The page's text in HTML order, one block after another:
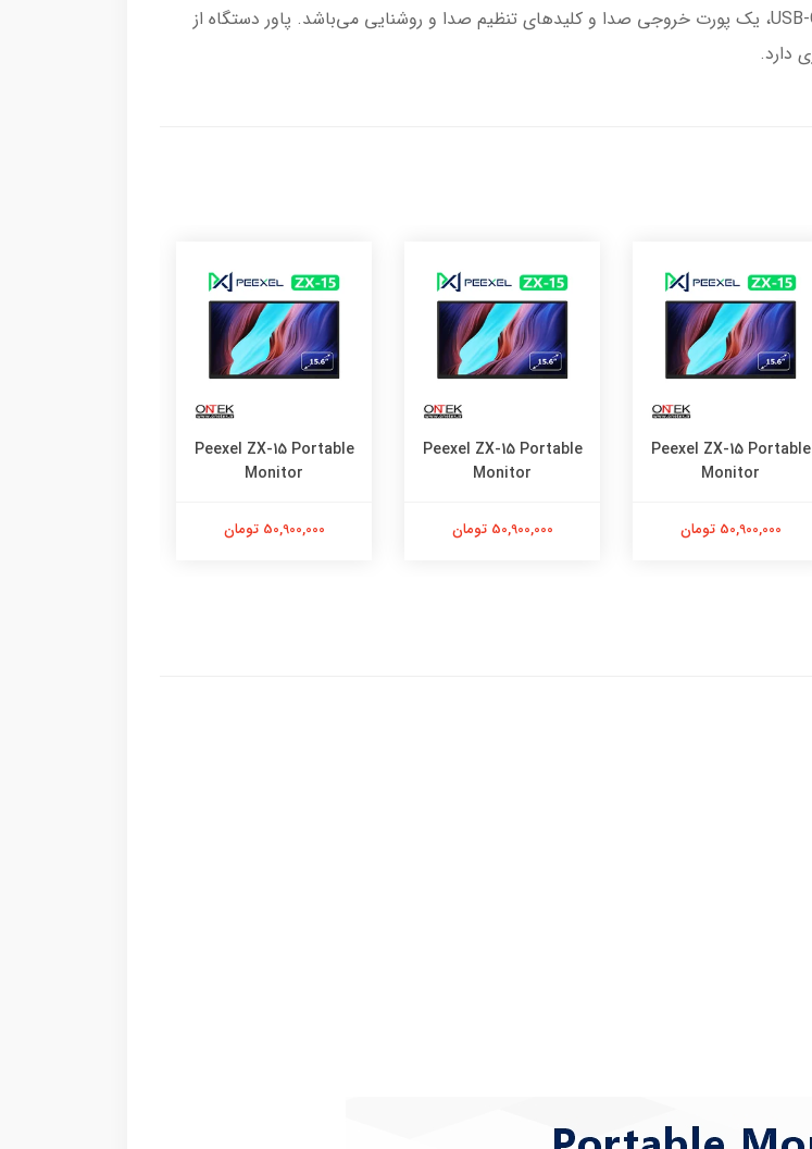
اچ‌دی پشتیبانی می کند. دارای دو پورت ورودی تصویر Mini HDMI و USB-C، یک پورت خروجی صدا و کلیدهای تنظیم صدا و روشنایی می‌باشد. پاور دستگاه از
Peexel ZX-15 Portable
Monitor
50,900,000 تومان
Peexel ZX-15 Portable
Monitor
50,900,000 تومان
Peexel ZX-15 Portable
Monitor
50,900,000 تومان